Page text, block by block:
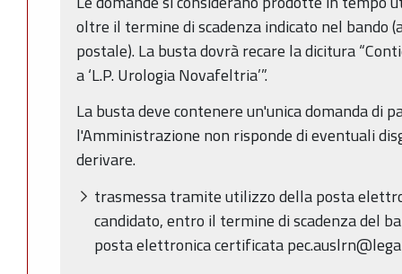
oltre il termine di scadenza indicato nel bando
postale). La busta dovrà recare la dicitura
a ‘L.P. Urologia Novafeltria’”.
La busta deve contenere un'unica domanda di
l'Amministrazione non risponde di eventuali
derivare.
trasmessa tramite utilizzo della posta
candidato, entro il termine di scadenza del
posta elettronica certificata